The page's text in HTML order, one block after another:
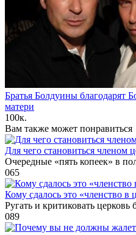
Братья Болдуины благодарят
матери
100к.
Вам также может понравиться
Для чего становиться членом
Очередные «пять копеек» в
065
Кому сдалось это «членство в
Ругать и критиковать
089